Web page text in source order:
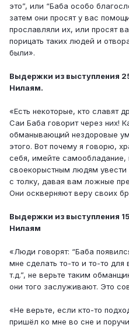
это”, или “Баба особо
затем они просят у вас
прославляли их, или просят
порицать таких людей и
были».
Выдержки из выступления
Нилаям.
«Есть некоторые, кто славят
Саи Баба говорит через них!
обманывающий нездоровые
этого. Вот почему я говорю,
себя, имейте
своекорыстным людям увести
с толку, давая вам ложные
Они оскверняют веру своих
Выдержки из выступления
Нилаям
«Люди говорят: “Баба
мне сделать то-то и то-то для
т.д.”, не верьте таким
они того заслуживают. Это
«Не верьте, если кто-то
пришёл ко мне во сне и